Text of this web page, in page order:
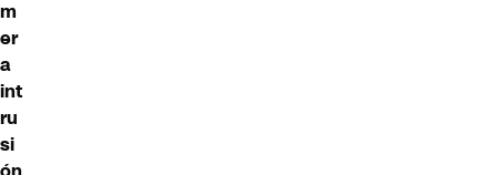
m
er
a
int
ru
si